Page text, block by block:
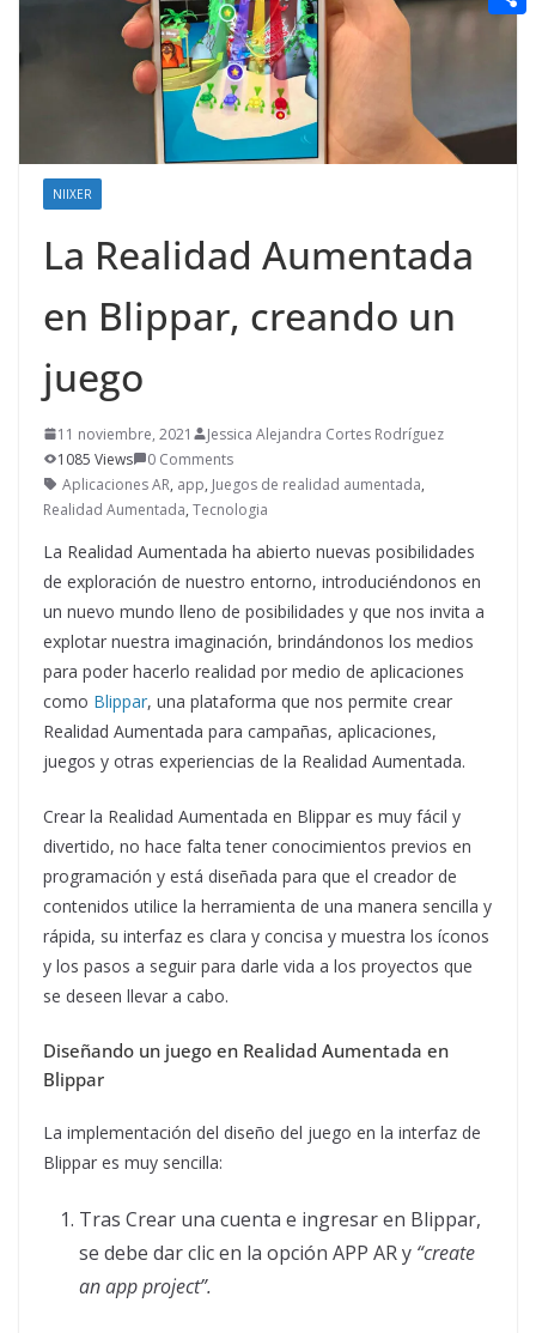
NIIXER
La Realidad Aumentada
en Blippar, creando un
juego
11 noviembre, 2021
Jessica Alejandra Cortes Rodríguez
1085 Views
0 Comments
Aplicaciones AR, app, Juegos de realidad aumentada,
Realidad Aumentada, Tecnologia
La Realidad Aumentada ha abierto nuevas posibilidades
de exploración de nuestro entorno, introduciéndonos en
un nuevo mundo lleno de posibilidades y que nos invita a
explotar nuestra imaginación, brindándonos los medios
para poder hacerlo realidad por medio de aplicaciones
como Blippar, una plataforma que nos permite crear
Realidad Aumentada para campañas, aplicaciones,
juegos y otras experiencias de la Realidad Aumentada.
Crear la Realidad Aumentada en Blippar es muy fácil y
divertido, no hace falta tener conocimientos previos en
programación y está diseñada para que el creador de
contenidos utilice la herramienta de una manera sencilla y
rápida, su interfaz es clara y concisa y muestra los íconos
y los pasos a seguir para darle vida a los proyectos que
se deseen llevar a cabo.
Diseñando un juego en Realidad Aumentada en
Blippar
La implementación del diseño del juego en la interfaz de
Blippar es muy sencilla:
Tras Crear una cuenta e ingresar en Blippar,
se debe dar clic en la opción APP AR y “create
an app project”.
n
e
s
a